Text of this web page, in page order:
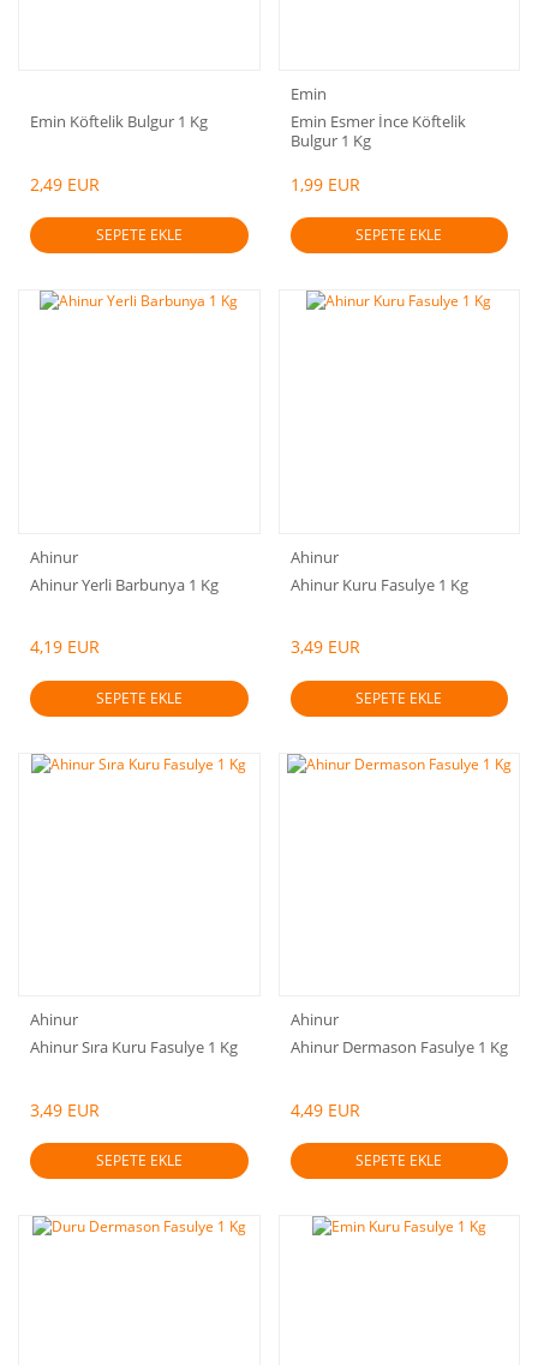
Emin Köftelik Bulgur 1 Kg
2,49 EUR
SEPETE EKLE
Emin
Emin Esmer İnce Köftelik
Bulgur 1 Kg
1,99 EUR
SEPETE EKLE
Ahinur
Ahinur Yerli Barbunya 1 Kg
4,19 EUR
SEPETE EKLE
Ahinur
Ahinur Kuru Fasulye 1 Kg
3,49 EUR
SEPETE EKLE
Ahinur
Ahinur Sıra Kuru Fasulye 1 Kg
3,49 EUR
SEPETE EKLE
Ahinur
Ahinur Dermason Fasulye 1 Kg
4,49 EUR
SEPETE EKLE